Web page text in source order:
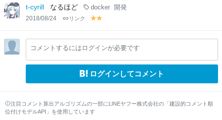
lo
w
t-cyrill なるほど docker 開発
2018/08/24 リンク
y
lo
w
lo
w
コメントするにはログインが必要です
ログインしてコメント
注目コメント算出アルゴリズムの一部にLINEヤフー株式会社の「建設的コメント順
位付けモデルAPI」を使用しています